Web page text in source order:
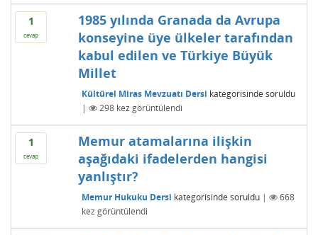
1
cevap
1985 yılında Granada da Avrupa
konseyine üye ülkeler tarafından
kabul edilen ve Türkiye Büyük
Millet
Kültürel Miras Mevzuatı Dersi kategorisinde soruldu
|
298kez görüntülendi
1
cevap
Memur atamalarına ilişkin
aşağıdaki ifadelerden hangisi
yanlıştır?
Memur Hukuku Dersi kategorisinde soruldu |
668
kez görüntülendi